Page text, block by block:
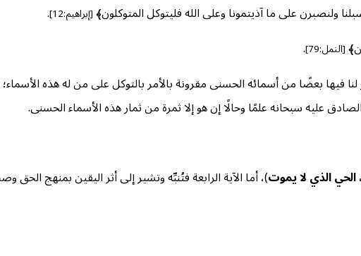
ولنصبرن على ما آذيتمونا وعلى الله فليتوكل المتوكلون﴾[إبراهيم:12]
.
[النمل:79]
.
فيها بعضًا من أسمائه الحسنى مقرونة بالأمر بالتوكل على من له هذه الأسماء؛
عليه سبحانه علمًا وحالًا إن هو إلا ثمرة من ثمار هذه الأسماء الحسنى.
الحي الذي لا يموت)، أما الآية الرابعة فتُنبِّه وتشير إلى أثر اليقين بمنهج